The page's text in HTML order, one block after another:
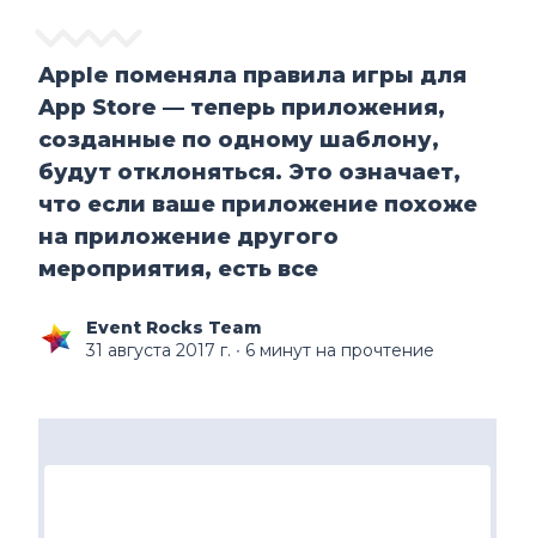
Apple поменяла правила игры для
App Store — теперь приложения,
созданные по одному шаблону,
будут отклоняться. Это означает,
что если ваше приложение похоже
на приложение другого
мероприятия, есть все
Event Rocks Team
31 августа 2017 г. ∙ 6 минут на прочтение